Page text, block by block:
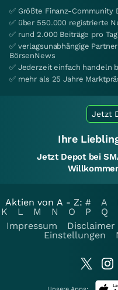
✅ Größte Finanz-Community
✅ über 550.000 registrierte
✅ rund 2.000 Beiträge pro Tag
✅ verlagsunabhängige
BörsenNews
✅ Jederzeit einfach handeln
✅ mehr als 25 Jahre
Jetzt
Ihre
Jetzt Depot bei
Aktien von A - Z: # A
K
L M N O P Q
Impressum
Disclaimer
Einstellungen